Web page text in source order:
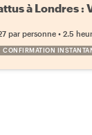
à Londres :
par personne • 2.5
CONFIRMATION